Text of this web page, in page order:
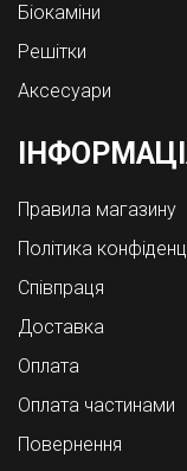
Біокаміни
Решітки
Аксесуари
Правила магазину
Політика
Співпраця
Доставка
Оплата
Оплата частинами
Повернення